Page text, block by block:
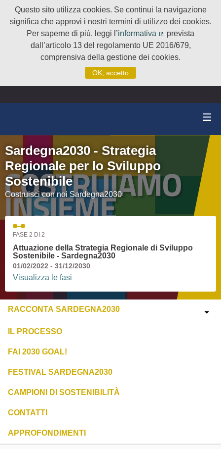
Questo sito utilizza cookies. Se continui la navigazione
significa che approvi i nostri termini di utilizzo dei cookies.
Per saperne di più, leggi l’informativa
(Collegamento
prevista
dall’articolo 13 del regolamento UE 2016/679,
comprensiva della gestione dei cookies.
OK, accetto
Sardegna2030 - Strategia
Regionale per lo Sviluppo
Sostenibile
Costruisci con noi Sardegna2030
FASE 2 DI 2
Attuazione della Strategia Regionale di Sviluppo
Sostenibile - Sardegna2030
01/02/2022 - 31/12/2030
Visualizza le fasi
RACCONTA SARDEGNA2030
IL PROCESSO
FAI 2030 GOAL!
FESTIVAL SARDEGNA2030
CAMPIONI DI SOSTENIBILITÀ
CONTATTI
APPROFONDIMENTI